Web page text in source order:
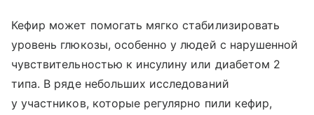
Кефир может помогать мягко стабилизировать
уровень глюкозы, особенно у людей с нарушенной
чувствительностью к инсулину или диабетом 2
типа. В ряде небольших исследований
у участников, которые регулярно пили кефир,